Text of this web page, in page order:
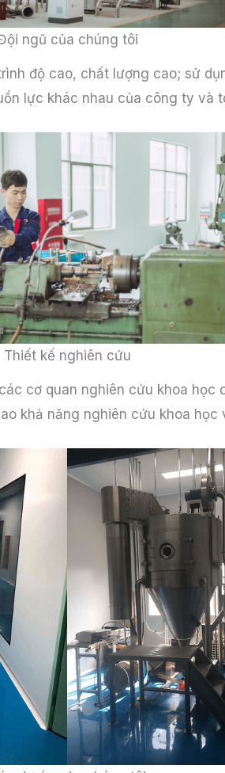
ngũ của chúng tôi
độ cao, chất lượng cao; sử
lực khác nhau của công ty và
Thiết kế nghiên cứu
cơ quan nghiên cứu khoa học
khả năng nghiên cứu khoa học